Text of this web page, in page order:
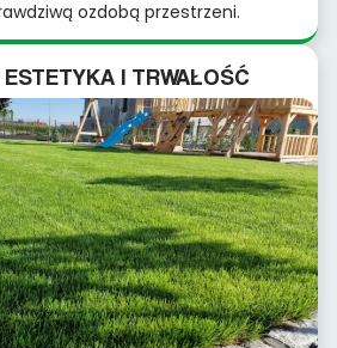
ozdobą przestrzeni.
I TRWAŁOŚĆ